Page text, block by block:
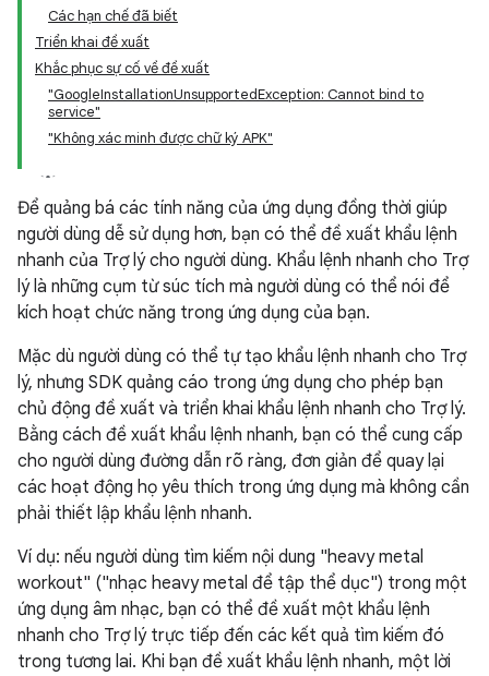
Các hạn chế đã biết
Triển khai đề xuất
Khắc phục sự cố về đề xuất
"GoogleInstallationUnsupportedException: Cannot bind to
service"
"Không xác minh được chữ ký APK"
Để quảng bá các tính năng của ứng dụng đồng thời giúp
người dùng dễ sử dụng hơn, bạn có thể đề xuất khẩu lệnh
nhanh của Trợ lý cho người dùng. Khẩu lệnh nhanh cho Trợ
lý là những cụm từ súc tích mà người dùng có thể nói để
kích hoạt chức năng trong ứng dụng của bạn.
Mặc dù người dùng có thể tự tạo khẩu lệnh nhanh cho Trợ
lý, nhưng SDK quảng cáo trong ứng dụng cho phép bạn
chủ động đề xuất và triển khai khẩu lệnh nhanh cho Trợ lý.
Bằng cách đề xuất khẩu lệnh nhanh, bạn có thể cung cấp
cho người dùng đường dẫn rõ ràng, đơn giản để quay lại
các hoạt động họ yêu thích trong ứng dụng mà không cần
phải thiết lập khẩu lệnh nhanh.
Ví dụ: nếu người dùng tìm kiếm nội dung "heavy metal
workout" ("nhạc heavy metal để tập thể dục") trong một
ứng dụng âm nhạc, bạn có thể đề xuất một khẩu lệnh
nhanh cho Trợ lý trực tiếp đến các kết quả tìm kiếm đó
trong tương lai. Khi bạn đề xuất khẩu lệnh nhanh, một lời